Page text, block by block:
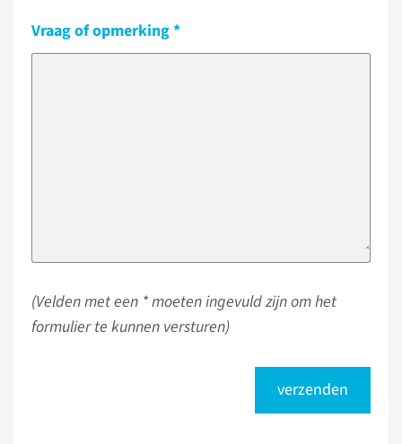
Vraag of opmerking
(Velden met een * moeten ingevuld zijn om het
formulier te kunnen versturen)
verzenden